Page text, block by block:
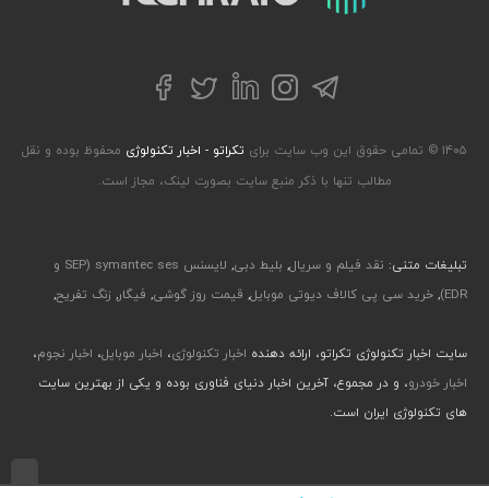
تلگراماینستاگرام
لینکداینتوییترفیسبوک
۱۴۰۵ © تمامی حقوق این وب سایت برای تکراتو - اخبار تکنولوژی محفوظ بوده و نقل
مطالب تنها با ذکر منبع سایت بصورت لینک، مجاز است.
تبلیغات متنی: نقد فیلم و سریال, بلیط دبی,
لایسنس symantec ses (SEP و
EDR)
, خرید سی پی کالاف دیوتی موبایل, قیمت روز گوشی, فیگار, زنگ تفریح,
سایت اخبار تکنولوژی تکراتو، ارائه دهنده اخبار تکنولوژی، اخبار موبایل، اخبار نجوم،
اخبار خودرو، و در مجموع، آخرین اخبار دنیای فناوری بوده و یکی از بهترین سایت
های تکنولوژی ایران است.
طراحی رابط کاربری و تجربی توسط جواد صابری، گروه افرو - اجرا با طراحی وب پارسا